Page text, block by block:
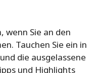
wenn Sie an den
Tauchen Sie ein in
die ausgelassene
und Highlights